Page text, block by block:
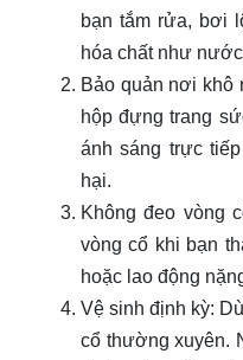
bạn tắm rửa, bơi
hóa chất như
Bảo quản nơi khô
hộp đựng trang
ánh sáng trực
hại.
Không đeo vòng
vòng cổ khi bạn
hoặc lao động
Vệ sinh định kỳ:
cổ thường xuyên.